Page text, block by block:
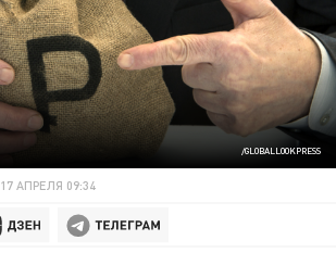
/GLOBALLOOKPRESS
17 АПРЕЛЯ 09:34